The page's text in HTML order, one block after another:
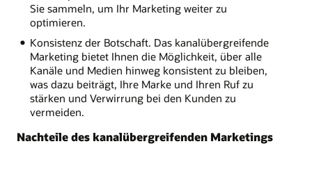
Sie sammeln, um Ihr Marketing weiter zu
optimieren.
Konsistenz der Botschaft. Das kanalübergreifende
Marketing bietet Ihnen die Möglichkeit, über alle
Kanäle und Medien hinweg konsistent zu bleiben,
was dazu beiträgt, Ihre Marke und Ihren Ruf zu
stärken und Verwirrung bei den Kunden zu
vermeiden.
Nachteile des kanalübergreifenden Marketings